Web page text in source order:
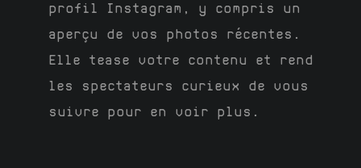
profil Instagram, y compris un
aperçu de vos photos récentes.
Elle tease votre contenu et rend
les spectateurs curieux de vous
suivre pour en voir plus.